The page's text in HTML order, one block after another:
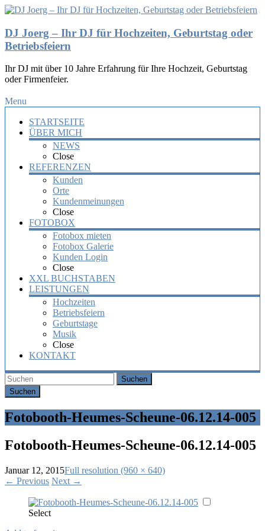
DJ Joerg – Ihr DJ für Hochzeiten, Geburtstag oder
Betriebsfeiern
Ihr DJ mit über 10 Jahre Erfahrung für Ihre Hochzeit, Geburtstag
oder Firmenfeier.
Menu
STARTSEITE
ÜBER MICH
NEWS
Close
REFERENZEN
Kunden
Orte
Kundenmeinungen
Close
FOTOBOX
Fotobox mieten
Fotobox Galerie
Kunden Login
Close
XXL BUCHSTABEN
LEISTUNGEN
Hochzeiten
Betriebsfeiern
Geburtstage
Musik
Close
KONTAKT
Suchen
Fotobooth-Heumes-Scheune-06.12.14-005
Fotobooth-Heumes-Scheune-06.12.14-005
Januar 12, 2015Full resolution (960 × 640)
← Previous Next →
Select